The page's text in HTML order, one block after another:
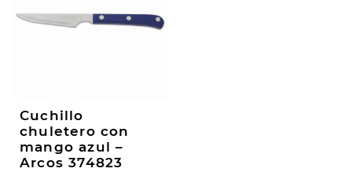
Cuchillo
chuletero con
mango azul –
Arcos 374823